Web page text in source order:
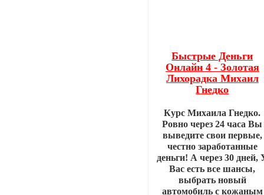
Быстрые Деньги
Онлайн 4 - Золотая
Лихорадка Михаил
Гнедко
Курс Михаила Гнедко.
Ровно через 24 часа Вы
выведите свои первые,
честно заработанные
деньги! А через 30 дней,
Вас есть все шансы,
выбрать новый
автомобиль с кожаным